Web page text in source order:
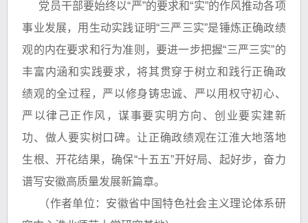
党员干部要始终以“严”的要求和“实”的作风推动各项
事业发展，用生动实践证明“三严三实”是锤炼正确政绩
观的内在要求和行为准则，要进一步把握“三严三实”的
丰富内涵和实践要求，将其贯穿于树立和践行正确政
绩观的全过程，严以修身铸忠诚、严以用权守初心、
严以律己正作风，谋事要实明方向、创业要实建新
功、做人要实树口碑。让正确政绩观在江淮大地落地
生根、开花结果，确保“十五五”开好局、起好步，奋力
谱写安徽高质量发展新篇章。
（作者单位：安徽省中国特色社会主义理论体系研